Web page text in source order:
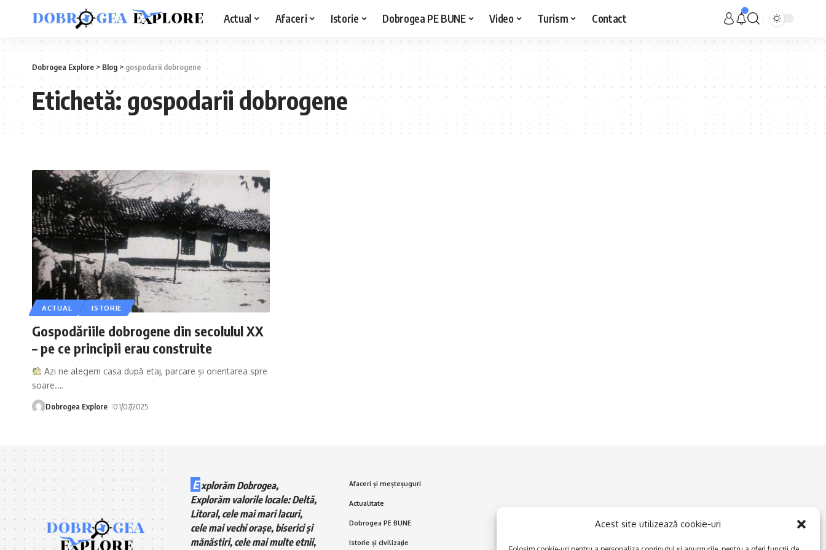
Acest site utilizează cookie-uri
Actual Afaceri Istorie Dobrogea PE BUNE Video Turism Contact
Dobrogea Explore> Blog >gospodarii dobrogene
Etichetă:gospodarii dobrogene
ACTUAL ISTORIE
Gospodăriile dobrogene din secolulul XX
– pe ce principii erau construite
Azi ne alegem casa după etaj, parcare și orientarea spre
soare.…
Dobrogea Explore 01/07/2025
E xplorăm Dobrogea,
Explorăm valorile locale: Deltă,
Litoral, cele mai mari lacuri,
cele mai vechi orașe, biserici și
mănăstiri, cele mai multe etnii,
Afaceri și meșteșuguri
Actualitate
Dobrogea PE BUNE
Istorie și civilizaţie